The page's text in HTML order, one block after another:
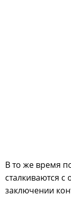
В то же время
сталкиваются
заключении